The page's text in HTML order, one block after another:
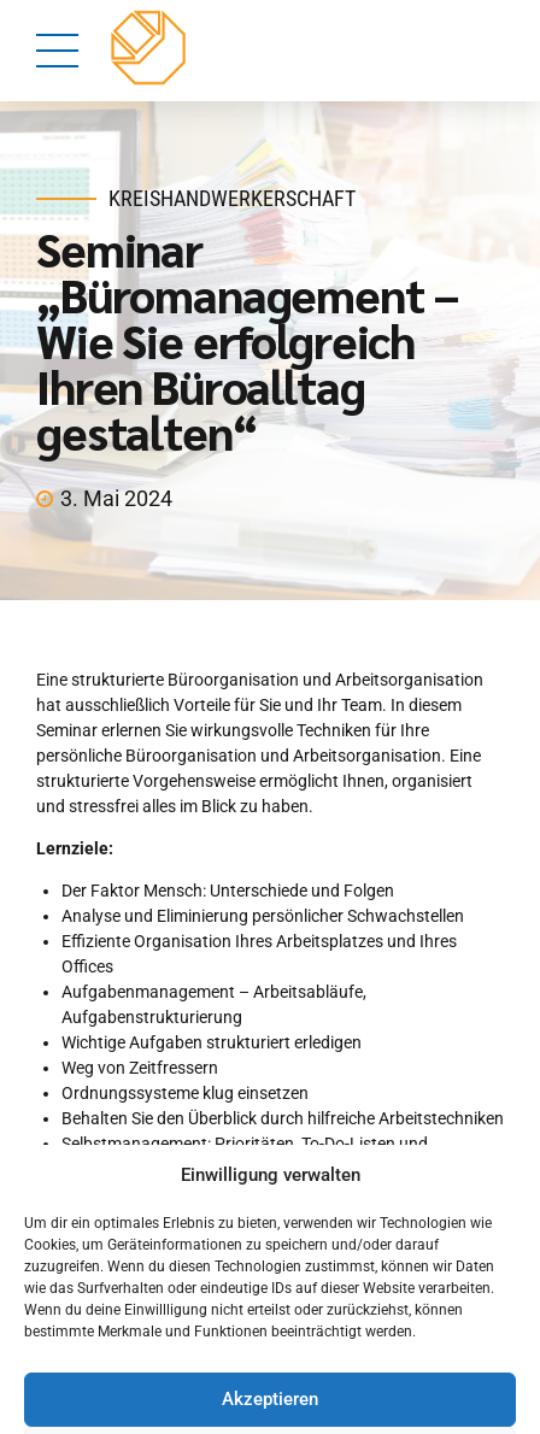
Einwilligung verwalten
Um dir ein optimales Erlebnis zu bieten, verwenden wir Technologien wie
Cookies, um Geräteinformationen zu speichern und/oder darauf
zuzugreifen. Wenn du diesen Technologien zustimmst, können wir Daten
wie das Surfverhalten oder eindeutige IDs auf dieser Website verarbeiten.
Wenn du deine Einwillligung nicht erteilst oder zurückziehst, können
bestimmte Merkmale und Funktionen beeinträchtigt werden.
Akzeptieren
KREISHANDWERKERSCHAFT
Seminar
„Büromanagement –
Wie Sie erfolgreich
Ihren Büroalltag
gestalten“
3. Mai 2024
Eine strukturierte Büroorganisation und Arbeitsorganisation
hat ausschließlich Vorteile für Sie und Ihr Team. In diesem
Seminar erlernen Sie wirkungsvolle Techniken für Ihre
persönliche Büroorganisation und Arbeitsorganisation. Eine
strukturierte Vorgehensweise ermöglicht Ihnen, organisiert
und stressfrei alles im Blick zu haben.
Lernziele:
Der Faktor Mensch: Unterschiede und Folgen
Analyse und Eliminierung persönlicher Schwachstellen
Effiziente Organisation Ihres Arbeitsplatzes und Ihres
Offices
Aufgabenmanagement – Arbeitsabläufe,
Aufgabenstrukturierung
Wichtige Aufgaben strukturiert erledigen
Weg von Zeitfressern
Ordnungssysteme klug einsetzen
Behalten Sie den Überblick durch hilfreiche Arbeitstechniken
Selbstmanagement: Prioritäten, To-Do-Listen und
Zeitspartipps für die Bearbeitung von E-Mails
Datum:Mittwoch, 19. Juni 2024, 13:00 bis 16:00 Uhr
Ort:Haus des Handwerks, Ludwigsplatz 10, 67059
Ludwigshafen
Referentin: Romina Schuck
125,00 EUR zzgl. MwSt. pro Person